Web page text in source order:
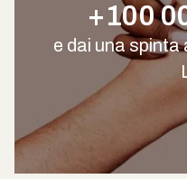
+100
e dai una spinta